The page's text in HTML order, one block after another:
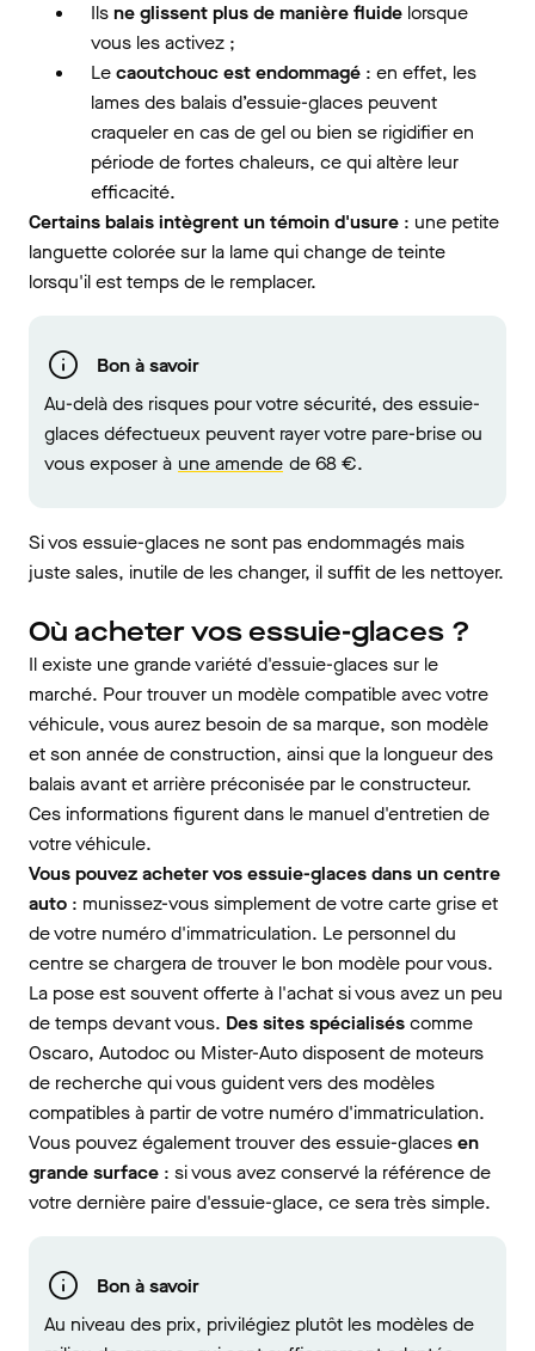
Ilsne glissent plus de manière fluide lorsque
vous les activez ;
Lecaoutchouc est endommagé : en effet, les
lames des balais d’essuie-glaces peuvent
craqueler en cas de gel ou bien se rigidifier en
période de fortes chaleurs, ce qui altère leur
efficacité.
Certains balais intègrent un témoin d'usure : une petite
languette colorée sur la lame qui change de teinte
lorsqu'il est temps de le remplacer.
Bon à savoir
Au-delà des risques pour votre sécurité, des essuie-
glaces défectueux peuvent rayer votre pare-brise ou
vous exposer à une amende de 68 €.
Si vos essuie-glaces ne sont pas endommagés mais
juste sales, inutile de les changer, il suffit de les nettoyer.
Où acheter vos essuie-glaces ?
Il existe une grande variété d'essuie-glaces sur le
marché. Pour trouver un modèle compatible avec votre
véhicule, vous aurez besoin de sa marque, son modèle
et son année de construction, ainsi que la longueur des
balais avant et arrière préconisée par le constructeur.
Ces informations figurent dans le manuel d'entretien de
votre véhicule.
Vous pouvez acheter vos essuie-glaces dans un centre
auto : munissez-vous simplement de votre carte grise et
de votre numéro d'immatriculation. Le personnel du
centre se chargera de trouver le bon modèle pour vous.
La pose est souvent offerte à l'achat si vous avez un peu
de temps devant vous. Des sites spécialiséscomme
Oscaro, Autodoc ou Mister-Auto disposent de moteurs
de recherche qui vous guident vers des modèles
compatibles à partir de votre numéro d'immatriculation.
Vous pouvez également trouver des essuie-glacesen
grande surface : si vous avez conservé la référence de
votre dernière paire d'essuie-glace, ce sera très simple.
Bon à savoir
Au niveau des prix, privilégiez plutôt les modèles de